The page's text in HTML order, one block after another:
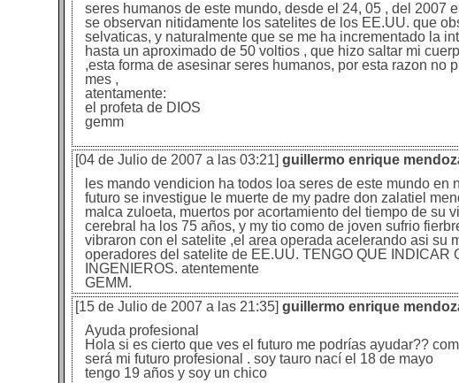
seres humanos de este mundo, desde el 24, 05 , del 2007
se observan nitidamente los satelites de los EE.UU. que
selvaticas, y naturalmente que se me ha incrementado la
hasta un aproximado de 50 voltios , que hizo saltar mi
,esta forma de asesinar seres humanos, por esta razon
mes ,
atentamente:
el profeta de DIOS
gemm
[04 de Julio de 2007 a las 03:21] guillermo enrique
les mando vendicion ha todos loa seres de este mundo
futuro se investigue le muerte de my padre don zalatiel
malca zuloeta, muertos por acortamiento del tiempo de su
cerebral ha los 75 años, y my tio como de joven sufrio
vibraron con el satelite ,el area operada acelerando asi su
operadores del satelite de EE.UU. TENGO QUE
INGENIEROS. atentemente
GEMM.
[15 de Julio de 2007 a las 21:35] guillermo enrique
Ayuda profesional
Hola si es cierto que ves el futuro me podrías ayudar??
será mi futuro profesional . soy tauro nací el 18 de mayo
tengo 19 años y soy un chico